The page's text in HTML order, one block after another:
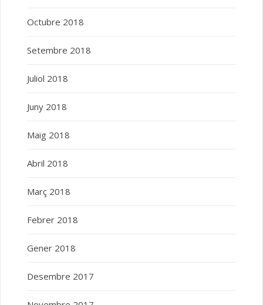
Octubre 2018
Setembre 2018
Juliol 2018
Juny 2018
Maig 2018
Abril 2018
Març 2018
Febrer 2018
Gener 2018
Desembre 2017